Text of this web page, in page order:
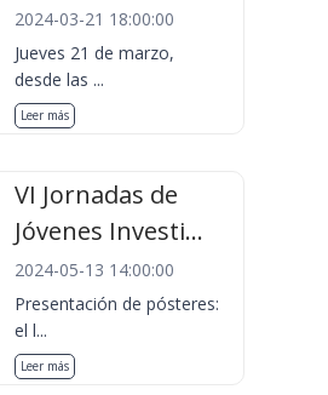
2024-03-21 18:00:00
Jueves 21 de marzo,
desde las ...
Leer más
VI Jornadas de
Jóvenes Investi...
2024-05-13 14:00:00
Presentación de pósteres:
el l...
Leer más